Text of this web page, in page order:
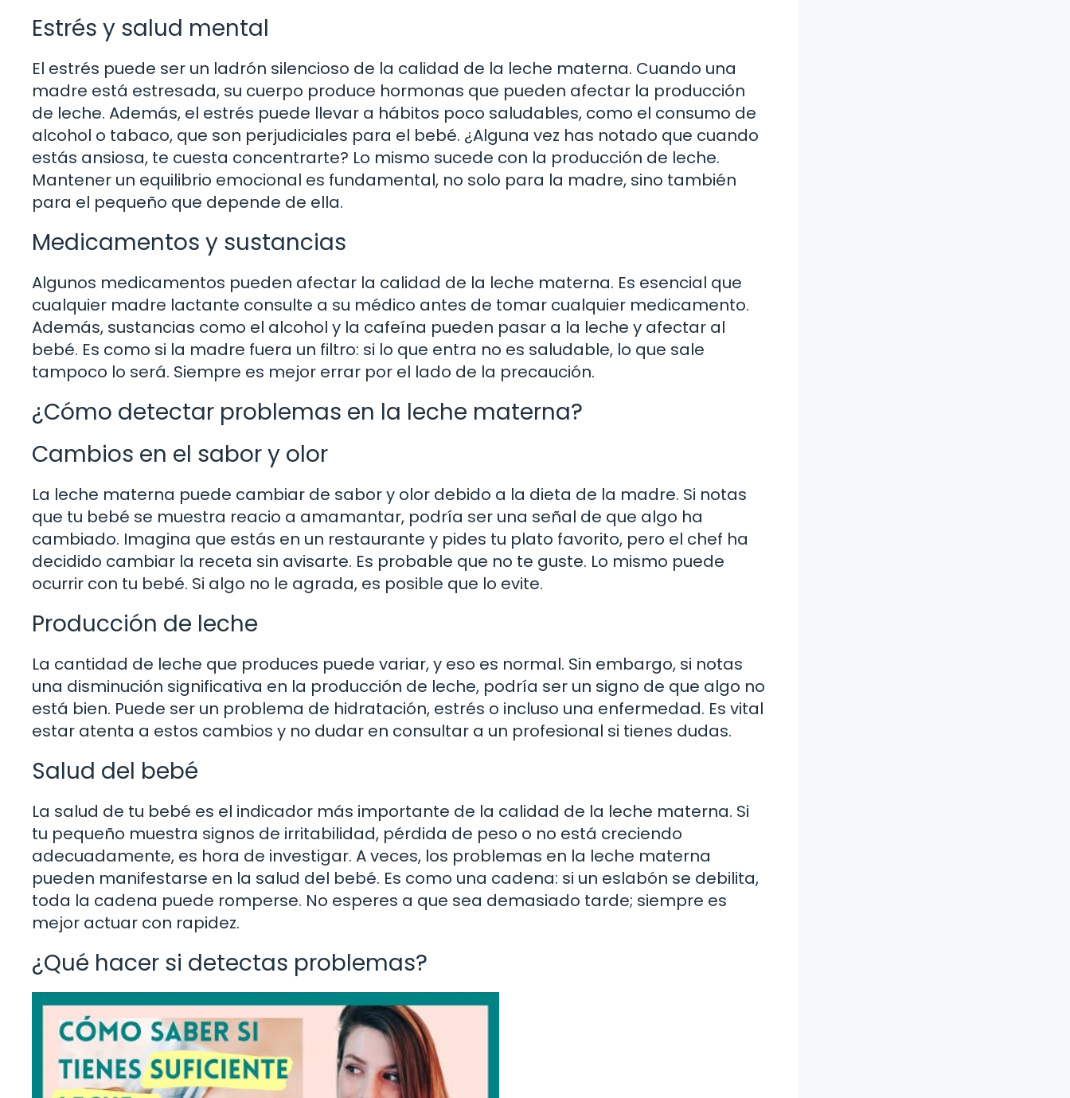
Estrés y salud mental
El estrés puede ser un ladrón silencioso de la calidad de la leche materna. Cuando una
madre está estresada, su cuerpo produce hormonas que pueden afectar la producción
de leche. Además, el estrés puede llevar a hábitos poco saludables, como el consumo de
alcohol o tabaco, que son perjudiciales para el bebé. ¿Alguna vez has notado que cuando
estás ansiosa, te cuesta concentrarte? Lo mismo sucede con la producción de leche.
Mantener un equilibrio emocional es fundamental, no solo para la madre, sino también
para el pequeño que depende de ella.
Medicamentos y sustancias
Algunos medicamentos pueden afectar la calidad de la leche materna. Es esencial que
cualquier madre lactante consulte a su médico antes de tomar cualquier medicamento.
Además, sustancias como el alcohol y la cafeína pueden pasar a la leche y afectar al
bebé. Es como si la madre fuera un filtro: si lo que entra no es saludable, lo que sale
tampoco lo será. Siempre es mejor errar por el lado de la precaución.
¿Cómo detectar problemas en la leche materna?
Cambios en el sabor y olor
La leche materna puede cambiar de sabor y olor debido a la dieta de la madre. Si notas
que tu bebé se muestra reacio a amamantar, podría ser una señal de que algo ha
cambiado. Imagina que estás en un restaurante y pides tu plato favorito, pero el chef ha
decidido cambiar la receta sin avisarte. Es probable que no te guste. Lo mismo puede
ocurrir con tu bebé. Si algo no le agrada, es posible que lo evite.
Producción de leche
La cantidad de leche que produces puede variar, y eso es normal. Sin embargo, si notas
una disminución significativa en la producción de leche, podría ser un signo de que algo no
está bien. Puede ser un problema de hidratación, estrés o incluso una enfermedad. Es vital
estar atenta a estos cambios y no dudar en consultar a un profesional si tienes dudas.
Salud del bebé
La salud de tu bebé es el indicador más importante de la calidad de la leche materna. Si
tu pequeño muestra signos de irritabilidad, pérdida de peso o no está creciendo
adecuadamente, es hora de investigar. A veces, los problemas en la leche materna
pueden manifestarse en la salud del bebé. Es como una cadena: si un eslabón se debilita,
toda la cadena puede romperse. No esperes a que sea demasiado tarde; siempre es
mejor actuar con rapidez.
¿Qué hacer si detectas problemas?